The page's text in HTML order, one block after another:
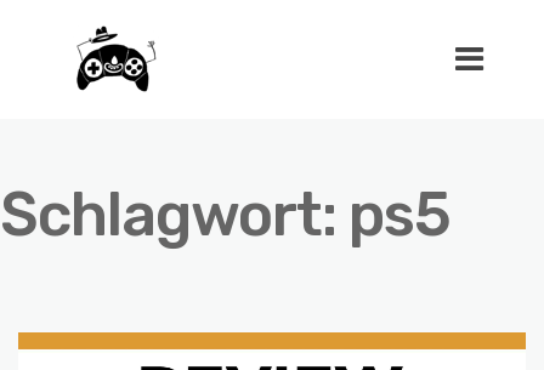
Schlagwort: ps5